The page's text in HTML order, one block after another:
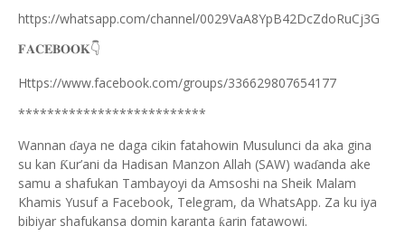
https://whatsapp.com/channel/0029VaA8YpB42DcZdoRuCj3G
𝐅𝐀𝐂𝐄𝐁𝐎𝐎𝐊👇
Https://www.facebook.com/groups/336629807654177
**************************
Wannan ɗaya ne daga cikin fatahowin Musulunci da aka gina
su kan Ƙur’ani da Hadisan Manzon Allah (SAW) waɗanda ake
samu a shafukan Tambayoyi da Amsoshi na Sheik Malam
Khamis Yusuf a Facebook, Telegram, da WhatsApp. Za ku iya
bibiyar shafukansa domin karanta ƙarin fatawowi.